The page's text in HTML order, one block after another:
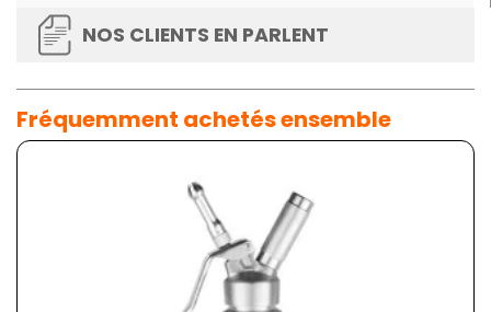
NOS CLIENTS EN PARLENT
Fréquemment achetés ensemble